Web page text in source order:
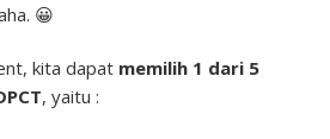
😀
kita dapat memilih 1 dari 5
, yaitu :